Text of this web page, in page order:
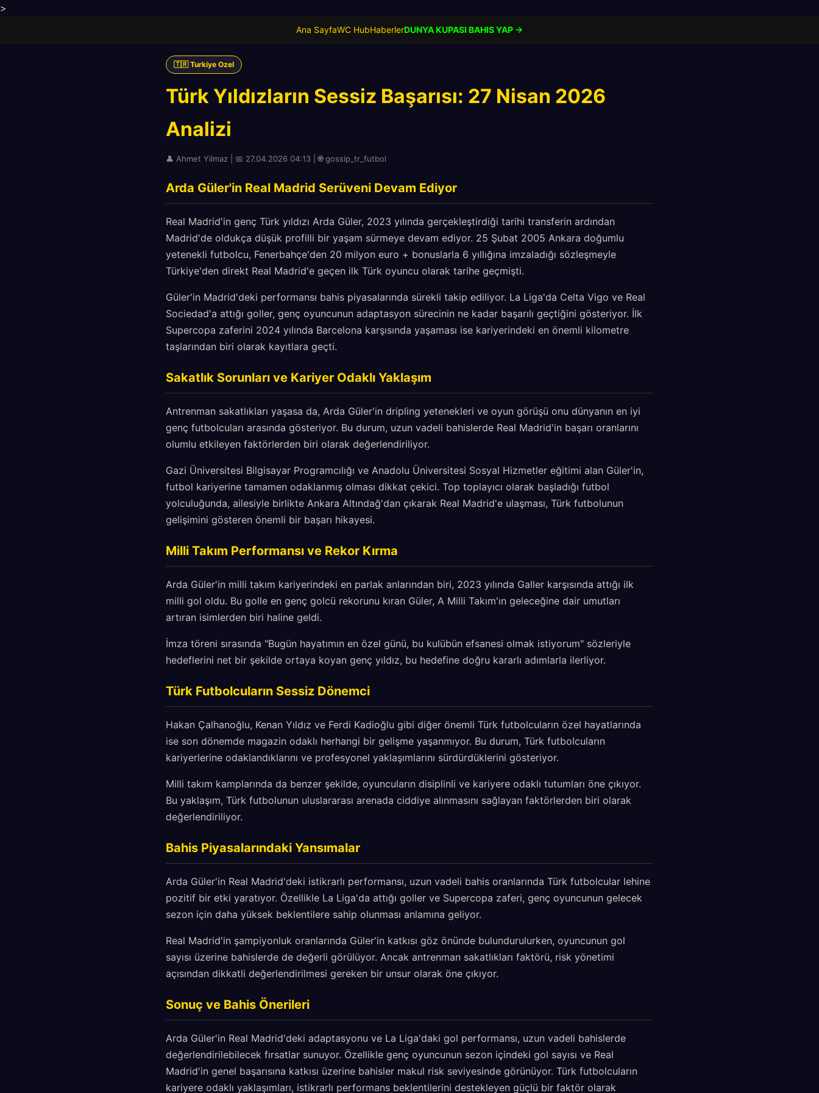
>
Ana SayfaWC HubHaberlerDUNYA KUPASI BAHIS YAP →
🇹🇷 Turkiye Ozel
Türk Yıldızların Sessiz Başarısı: 27 Nisan 2026
Analizi
👤 Ahmet Yilmaz | 📅 27.04.2026 04:13 | 🌐 gossip_tr_futbol
Arda Güler'in Real Madrid Serüveni Devam Ediyor
Real Madrid'in genç Türk yıldızı Arda Güler, 2023 yılında gerçekleştirdiği tarihi transferin ardından
Madrid'de oldukça düşük profilli bir yaşam sürmeye devam ediyor. 25 Şubat 2005 Ankara doğumlu
yetenekli futbolcu, Fenerbahçe'den 20 milyon euro + bonuslarla 6 yıllığına imzaladığı sözleşmeyle
Türkiye'den direkt Real Madrid'e geçen ilk Türk oyuncu olarak tarihe geçmişti.
Güler'in Madrid'deki performansı bahis piyasalarında sürekli takip ediliyor. La Liga'da Celta Vigo ve Real
Sociedad'a attığı goller, genç oyuncunun adaptasyon sürecinin ne kadar başarılı geçtiğini gösteriyor. İlk
Supercopa zaferini 2024 yılında Barcelona karşısında yaşaması ise kariyerindeki en önemli kilometre
taşlarından biri olarak kayıtlara geçti.
Sakatlık Sorunları ve Kariyer Odaklı Yaklaşım
Antrenman sakatlıkları yaşasa da, Arda Güler'in dripling yetenekleri ve oyun görüşü onu dünyanın en iyi
genç futbolcuları arasında gösteriyor. Bu durum, uzun vadeli bahislerde Real Madrid'in başarı oranlarını
olumlu etkileyen faktörlerden biri olarak değerlendiriliyor.
Gazi Üniversitesi Bilgisayar Programcılığı ve Anadolu Üniversitesi Sosyal Hizmetler eğitimi alan Güler'in,
futbol kariyerine tamamen odaklanmış olması dikkat çekici. Top toplayıcı olarak başladığı futbol
yolculuğunda, ailesiyle birlikte Ankara Altındağ'dan çıkarak Real Madrid'e ulaşması, Türk futbolunun
gelişimini gösteren önemli bir başarı hikayesi.
Milli Takım Performansı ve Rekor Kırma
Arda Güler'in milli takım kariyerindeki en parlak anlarından biri, 2023 yılında Galler karşısında attığı ilk
milli gol oldu. Bu golle en genç golcü rekorunu kıran Güler, A Milli Takım'ın geleceğine dair umutları
artıran isimlerden biri haline geldi.
İmza töreni sırasında "Bugün hayatımın en özel günü, bu kulübün efsanesi olmak istiyorum" sözleriyle
hedeflerini net bir şekilde ortaya koyan genç yıldız, bu hedefine doğru kararlı adımlarla ilerliyor.
Türk Futbolcuların Sessiz Dönemci
Hakan Çalhanoğlu, Kenan Yıldız ve Ferdi Kadioğlu gibi diğer önemli Türk futbolcuların özel hayatlarında
ise son dönemde magazin odaklı herhangi bir gelişme yaşanmıyor. Bu durum, Türk futbolcuların
kariyerlerine odaklandıklarını ve profesyonel yaklaşımlarını sürdürdüklerini gösteriyor.
Milli takım kamplarında da benzer şekilde, oyuncuların disiplinli ve kariyere odaklı tutumları öne çıkıyor.
Bu yaklaşım, Türk futbolunun uluslararası arenada ciddiye alınmasını sağlayan faktörlerden biri olarak
değerlendiriliyor.
Bahis Piyasalarındaki Yansımalar
Arda Güler'in Real Madrid'deki istikrarlı performansı, uzun vadeli bahis oranlarında Türk futbolcular lehine
pozitif bir etki yaratıyor. Özellikle La Liga'da attığı goller ve Supercopa zaferi, genç oyuncunun gelecek
sezon için daha yüksek beklentilere sahip olunması anlamına geliyor.
Real Madrid'in şampiyonluk oranlarında Güler'in katkısı göz önünde bulundurulurken, oyuncunun gol
sayısı üzerine bahislerde de değerli görülüyor. Ancak antrenman sakatlıkları faktörü, risk yönetimi
açısından dikkatli değerlendirilmesi gereken bir unsur olarak öne çıkıyor.
Sonuç ve Bahis Önerileri
Arda Güler'in Real Madrid'deki adaptasyonu ve La Liga'daki gol performansı, uzun vadeli bahislerde
değerlendirilebilecek fırsatlar sunuyor. Özellikle genç oyuncunun sezon içindeki gol sayısı ve Real
Madrid'in genel başarısına katkısı üzerine bahisler makul risk seviyesinde görünüyor. Türk futbolcuların
kariyere odaklı yaklaşımları, istikrarlı performans beklentilerini destekleyen güçlü bir faktör olarak